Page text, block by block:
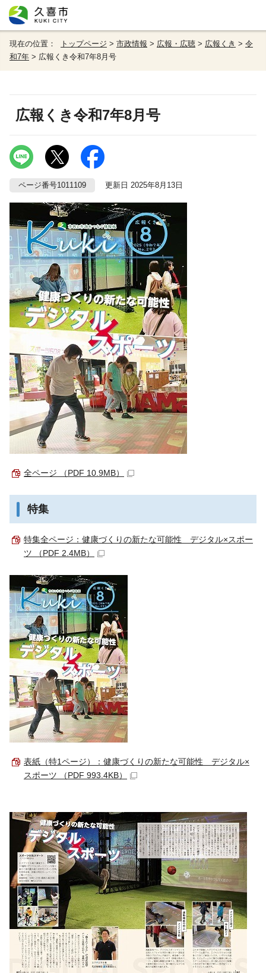
現在の位置： トップページ > 市政情報 > 広報・広聴 > 広報くき > 令
和7年 > 広報くき令和7年8月号
広報くき令和7年8月号
ページ番号1011109 更新日 2025年8月13日
全ページ （PDF 10.9MB）
特集
特集全ページ：健康づくりの新たな可能性 デジタル×スポー
ツ （PDF 2.4MB）
表紙（特1ページ）：健康づくりの新たな可能性 デジタル×
スポーツ （PDF 993.4KB）